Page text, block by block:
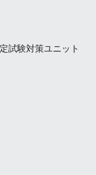
試験対策ユニット